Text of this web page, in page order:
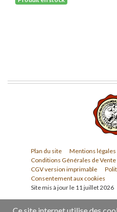
Plan du site
Mentions légales
Conditions Générales de Vente
CGV version imprimable
Consentement aux cookies
Site mis à jour le 11 juillet 2026